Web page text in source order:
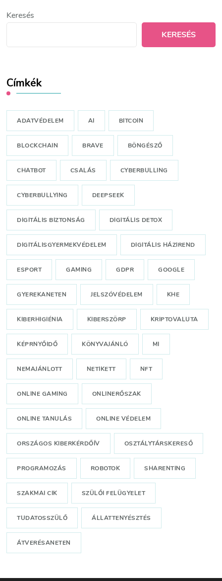
Keresés
KERESÉS
Címkék
ADATVÉDELEM AI BITCOIN
BLOCKCHAIN BRAVE BÖNGÉSZŐ
CHATBOT CSALÁS CYBERBULLING
CYBERBULLYING DEEPSEEK
DIGITÁLIS BIZTONSÁG DIGITÁLIS DETOX
DIGITÁLISGYERMEKVÉDELEM DIGITÁLIS HÁZIREND
ESPORT GAMING GDPR GOOGLE
GYEREKANETEN JELSZÓVÉDELEM KHE
KIBERHIGIÉNIA KIBERSZÖRP KRIPTOVALUTA
KÉPRNYŐIDŐ KÖNYVAJÁNLÓ MI
NEMAJÁNLOTT NETIKETT NFT
ONLINE GAMING ONLINERŐSZAK
ONLINE TANULÁS ONLINE VÉDELEM
ORSZÁGOS KIBERKÉRDŐÍV OSZTÁLYTÁRSKERESŐ
PROGRAMOZÁS ROBOTOK SHARENTING
SZAKMAI CIK SZÜLŐI FELÜGYELET
TUDATOSSZÜLŐ ÁLLATTENYÉSZTÉS
ÁTVERÉSANETEN